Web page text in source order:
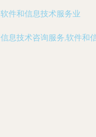
软件和信息技术服务业
信息技术咨询服务,软件和